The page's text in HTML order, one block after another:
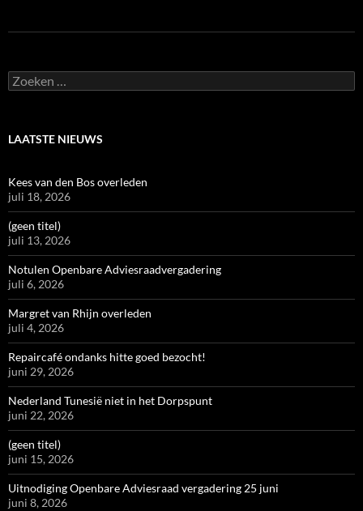
Zoeken
naar:
LAATSTE NIEUWS
Kees van den Bos overleden
juli 18, 2026
(geen titel)
juli 13, 2026
Notulen Openbare Adviesraadvergadering
juli 6, 2026
Margret van Rhijn overleden
juli 4, 2026
Repaircafé ondanks hitte goed bezocht!
juni 29, 2026
Nederland Tunesië niet in het Dorpspunt
juni 22, 2026
(geen titel)
juni 15, 2026
Uitnodiging Openbare Adviesraad vergadering 25 juni
juni 8, 2026